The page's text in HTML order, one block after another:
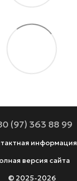
(97) 363 88 99
информация
версия сайта
© 2025-2026